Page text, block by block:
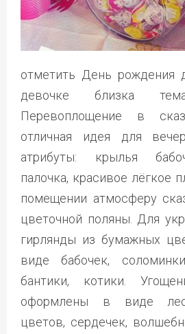
отметить День рождения
девочке близка
Перевоплощение в
отличная идея для
атрибуты: крылья
палочка, красивое лёгкое
помещении атмосферу
цветочной поляны. Для
гирлянды из бумажных
виде бабочек,
бантики, котики.
оформлены в виде
цветов, сердечек,